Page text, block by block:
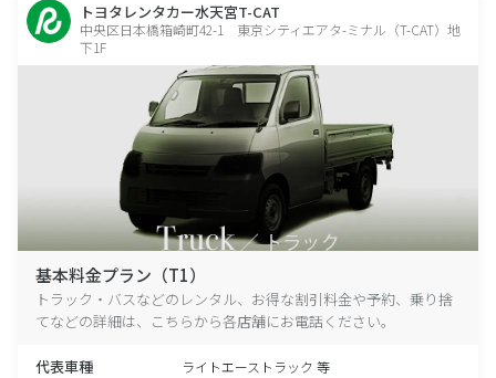
トヨタレンタカー水天宮T-CAT
中央区日本橋箱崎町42-1 東京シティエアタ-ミナル（T-CAT）地
下1F
基本料金プラン（T1）
トラック・バスなどのレンタル、お得な割引料金や予約、乗り捨
てなどの詳細は、こちらから各店舗にお電話ください。
代表車種 ライトエーストラック 等